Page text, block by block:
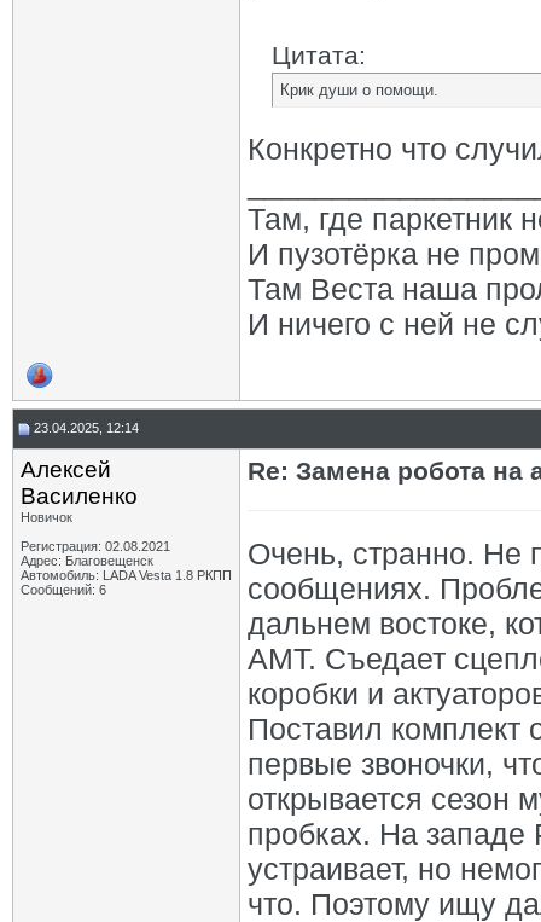
Цитата:
Крик души о помощи.
Конкретно что
Там, где паркетник
И пузотёрка не
Там Веста наша
И ничего с ней не
23.04.2025, 12:14
Алексей
Василенко
Новичок
Регистрация: 02.08.2021
Адрес: Благовещенск
Автомобиль: LADA Vesta 1.8 РКПП
Сообщений: 6
Re: Замена робота на
Очень, странно. Не
сообщениях.
дальнем востоке,
АМТ. Съедает
коробки и
Поставил
первые звоночки,
открывается сезон
пробках. На западе
устраивает, но
что. Поэтому ищу